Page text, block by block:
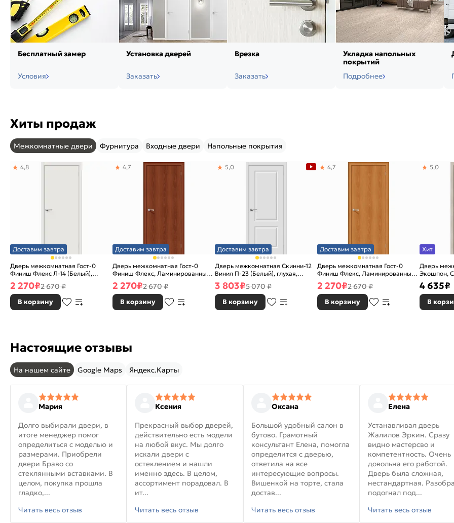
Бесплатный замер
Условия
Установка дверей
Заказать
Врезка
Заказать
Укладка напольных
покрытий
Подробнее
Хиты продаж
Межкомнатные двери Фурнитура Входные двери Напольные покрытия
Доставим завтра
Дверь межкомнатная Гост-0
Финиш Флекс Л-14 (Белый),
глухая, каркасно-щитовая
4,8
2 270₽2 670 ₽
В корзину
Доставим завтра
Дверь межкомнатная Гост-0
Финиш Флекс, Ламинированные
Л-11 (ИталОрех), глухая,
каркасно-щитовая
4,7
2 270₽2 670 ₽
В корзину
Доставим завтра
Дверь межкомнатная Скинни-12
Винил П-23 (Белый), глухая,
скиновая
5,0
3 803₽5 070 ₽
В корзину
Доставим завтра
Дверь межкомнатная Гост-0
Финиш Флекс, Ламинированные
Л-12 (МиланОрех), глухая,
каркасно-щитовая
4,7
2 270₽2 670 ₽
В корзину
Хит
Дверь
Экошпон,
5,0
4 635₽
В
Настоящие отзывы
На нашем сайте Google Maps Яндекс.Карты
Мария
Долго выбирали двери, в
итоге менеджер помог
определиться с моделью и
размерами. Приобрели
двери Браво со
стеклянными вставками. В
целом, покупка прошла
гладко,...
Читать весь отзыв
Ксения
Прекрасный выбор дверей,
действительно есть модели
на любой вкус. Мы долго
искали двери с
остеклением и нашли
именно здесь. В целом,
ассортимент порадовал. В
ит...
Читать весь отзыв
Оксана
Большой удобный салон в
бутово. Грамотный
консультант Елена, помогла
определится с дверью,
ответила на все
интересующие вопросы.
Вишенкой на торте, стала
достав...
Читать весь отзыв
Елена
Устанавливал дверь
Жалилов Эркин. Сразу
видно мастерсво и
компетентность. Очень
довольна его работой.
Дверь была сложная,
нестандартная.
подогнал под...
Читать весь отзыв